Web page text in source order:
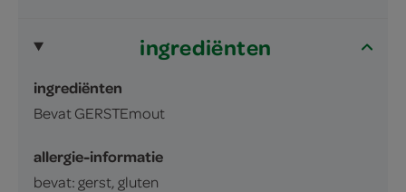
ingrediënten
ingrediënten
Bevat GERSTEmout
allergie-informatie
bevat: gerst, gluten